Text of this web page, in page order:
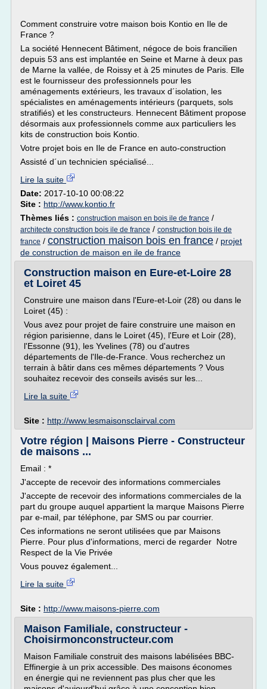
Comment construire votre maison bois Kontio en Ile de
France ?
La société Hennecent Bâtiment, négoce de bois francilien
depuis 53 ans est implantée en Seine et Marne à deux pas
de Marne la vallée, de Roissy et à 25 minutes de Paris. Elle
est le fournisseur des professionnels pour les
aménagements extérieurs, les travaux d´isolation, les
spécialistes en aménagements intérieurs (parquets, sols
stratifiés) et les constructeurs. Hennecent Bâtiment propose
désormais aux professionnels comme aux particuliers les
kits de construction bois Kontio.
Votre projet bois en Ile de France en auto-construction
Assisté d´un technicien spécialisé...
Lire la suite
Date: 2017-10-10 00:08:22
Site : http://www.kontio.fr
Thèmes liés : construction maison en bois ile de france /
architecte construction bois ile de france / construction bois ile de
france / construction maison bois en france / projet
de construction de maison en ile de france
Construction maison en Eure-et-Loire 28
et Loiret 45
Construire une maison dans l'Eure-et-Loir (28) ou dans le
Loiret (45) :
Vous avez pour projet de faire construire une maison en
région parisienne, dans le Loiret (45), l'Eure et Loir (28),
l'Essonne (91), les Yvelines (78) ou d'autres
départements de l'Ile-de-France. Vous recherchez un
terrain à bâtir dans ces mêmes départements ? Vous
souhaitez recevoir des conseils avisés sur les...
Lire la suite
Site : http://www.lesmaisonsclairval.com
Votre région | Maisons Pierre - Constructeur
de maisons ...
Email : *
J'accepte de recevoir des informations commerciales
J'accepte de recevoir des informations commerciales de la
part du groupe auquel appartient la marque Maisons Pierre
par e-mail, par téléphone, par SMS ou par courrier.
Ces informations ne seront utilisées que par Maisons
Pierre. Pour plus d'informations, merci de regarder Notre
Respect de la Vie Privée
Vous pouvez également...
Lire la suite
Site : http://www.maisons-pierre.com
Maison Familiale, constructeur -
Choisirmonconstructeur.com
Maison Familiale construit des maisons labélisées BBC-
Effinergie à un prix accessible. Des maisons économes
en énergie qui ne reviennent pas plus cher que les